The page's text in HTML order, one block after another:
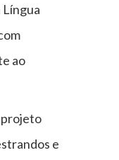
Língua
ao
projeto
e